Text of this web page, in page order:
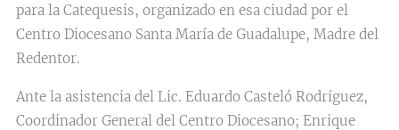
para la Catequesis, organizado en esa ciudad por el
Centro Diocesano Santa María de Guadalupe, Madre del
Redentor.
Ante la asistencia del Lic. Eduardo Casteló Rodríguez,
Coordinador General del Centro Diocesano; Enrique